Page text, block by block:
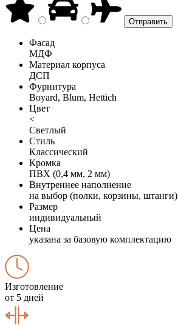
Фасад
МДФ
Материал корпуса
ДСП
Фурнитура
Boyard, Blum, Hettich
Цвет
<
Светлый
Стиль
Классический
Кромка
ПВХ (0,4 мм, 2 мм)
Внутреннее наполнение
на выбор (полки, корзины, штанги)
Размер
индивидуальный
Цена
указана за базовую комплектацию
Изготовление
от 5 дней